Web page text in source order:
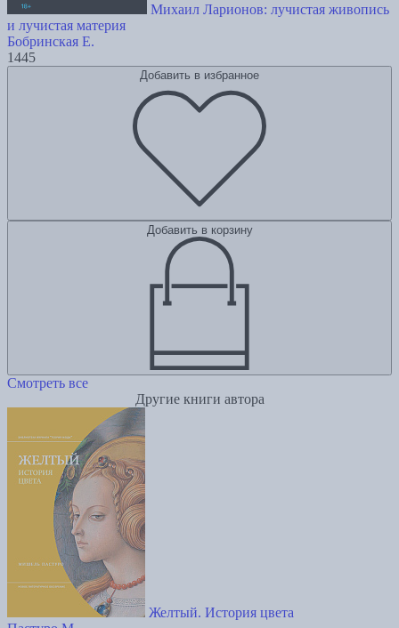
Михаил Ларионов: лучистая живопись
и лучистая материя
Бобринская Е.
1445
Добавить в избранное
Добавить в корзину
Смотреть все
Другие книги автора
Желтый. История цвета